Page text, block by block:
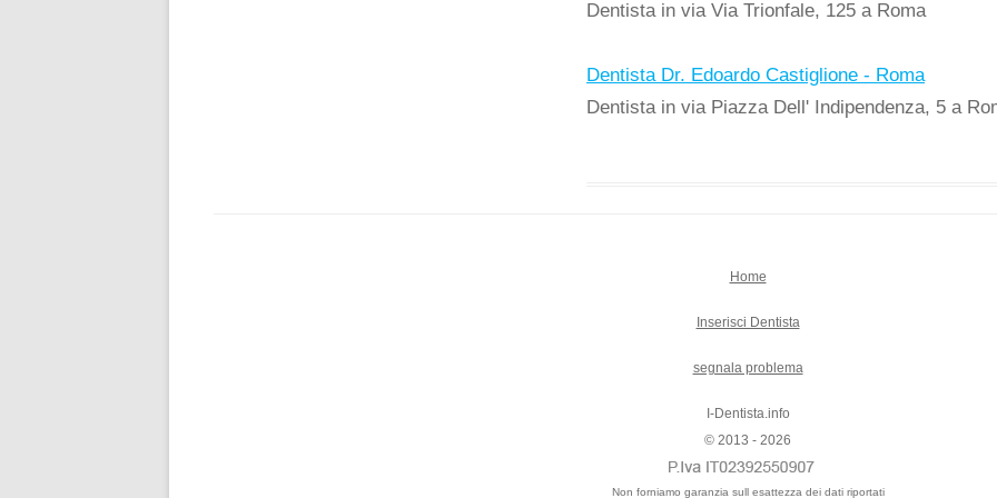
Dentista in via Via Trionfale, 125 a Roma
Dentista Dr. Edoardo Castiglione - Roma
Dentista in via Piazza Dell' Indipendenza, 5 a
Home
Inserisci Dentista
segnala problema
I-Dentista.info
© 2013 - 2026
Non forniamo garanzia sull esattezza dei dati riportati